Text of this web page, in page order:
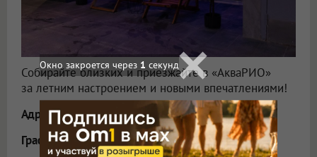
Собирайте близких и приезжайте в «АкваРИО»
за летним настроением и новыми впечатлениями!
Адрес: Омск, улица Завертяева, 5.
График работы— ежедневно с 10:00 до 22:00.